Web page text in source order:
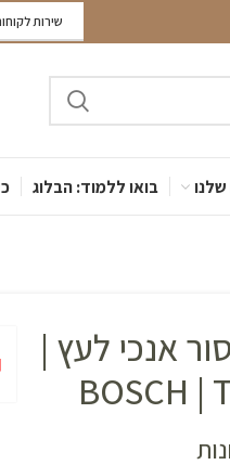
שירות
בואו ללמוד: הבלוג
מסור אנכי לעץ |